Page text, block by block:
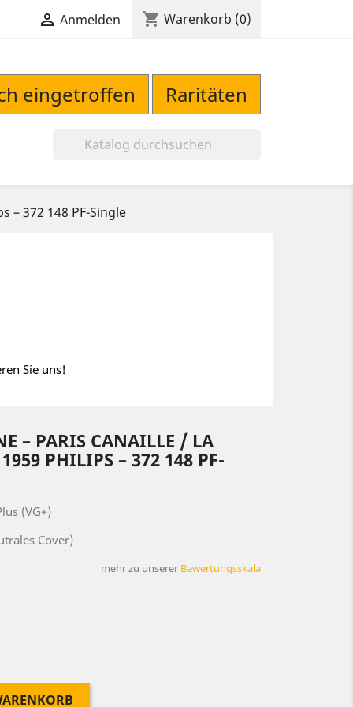
 Anmelden shopping_cart Warenkorb (0)
eingetroffen Raritäten
‎– 372 148 PF-Single
Sie uns!
– PARIS CANAILLE / LA
PHILIPS ‎– 372 148 PF-
(VG+)
Cover)
mehr zu unserer Bewertungsskala